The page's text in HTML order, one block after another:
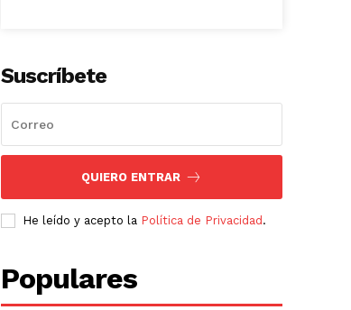
Suscríbete
QUIERO ENTRAR
He leído y acepto la Política de Privacidad .
Populares